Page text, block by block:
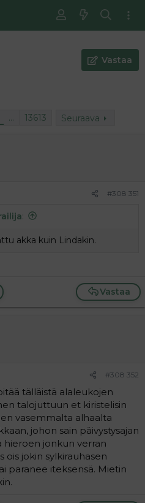
Vastaa
… 13613 Seuraava
#308 351
:
akka kuin Lindakin.
Vastaa
#308 352
tälläistä alaleukojen
talojuttuun et kiristelisin
vasemmalta alhaalta
johon sain päivystysajan
hieroen jonkun verran
ois jokin sylkirauhasen
paranee iteksensä. Mietin